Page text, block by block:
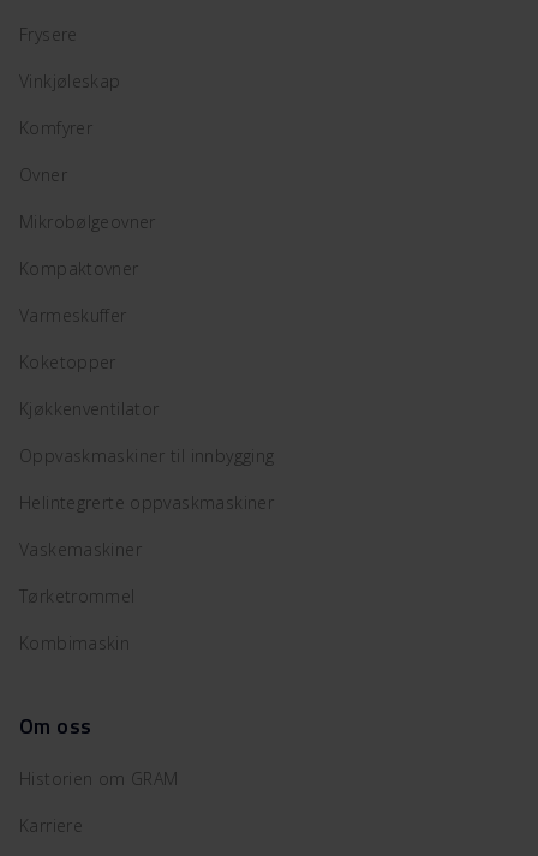
Frysere
Vinkjøleskap
Komfyrer
Ovner
Mikrobølgeovner
Kompaktovner
Varmeskuffer
Koketopper
Kjøkkenventilator
Oppvaskmaskiner til innbygging
Helintegrerte oppvaskmaskiner
Vaskemaskiner
Tørketrommel
Kombimaskin
Om oss
Historien om GRAM
Karriere